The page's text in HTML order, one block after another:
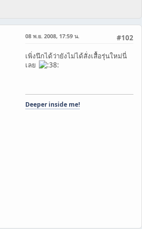
#102
08 พ.ย. 2008, 17:59 น.
เพิ่งนึกได้ว่ายังไม่ได้สั่งเสื้อรุ่นใหม่นี่
เลย
Deeper inside me!